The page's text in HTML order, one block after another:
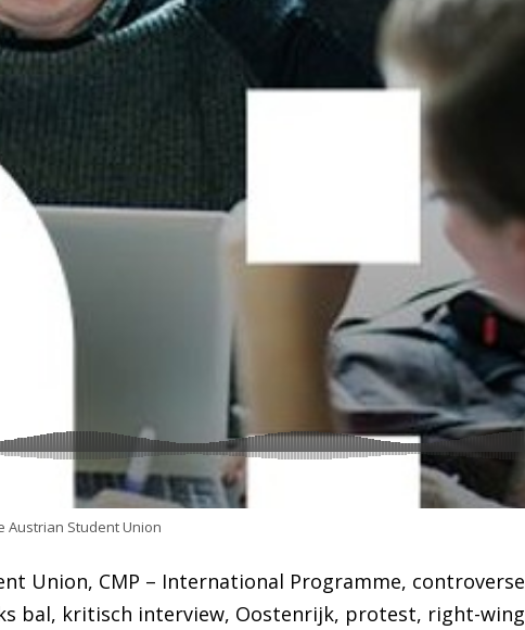
Austrian Student Union
Union, CMP – International Programme, controverse
bal, kritisch interview, Oostenrijk, protest, right-wing